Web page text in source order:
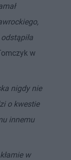
w
nigdy nie
o kwestie
innemu
w